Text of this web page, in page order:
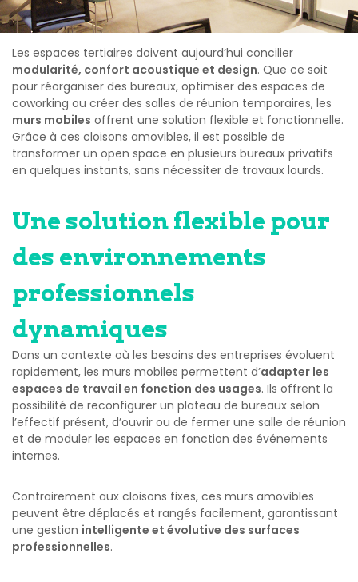
s
e
t
c
o
s
o
s
m
b
e
s
l
a
b
e
d
e
g
Les espaces tertiaires doivent aujourd’hui concilier
modularité, confort acoustique et design. Que ce soit
pour réorganiser des bureaux, optimiser des espaces de
coworking ou créer des salles de réunion temporaires, les
murs mobiles offrent une solution flexible et fonctionnelle.
Grâce à ces cloisons amovibles, il est possible de
transformer un open space en plusieurs bureaux privatifs
en quelques instants, sans nécessiter de travaux lourds.
Une solution flexible pour
des environnements
professionnels
dynamiques
Dans un contexte où les besoins des entreprises évoluent
rapidement, les murs mobiles permettent d’adapter les
espaces de travail en fonction des usages. Ils offrent la
possibilité de reconfigurer un plateau de bureaux selon
l’effectif présent, d’ouvrir ou de fermer une salle de réunion
et de moduler les espaces en fonction des événements
internes.
Contrairement aux cloisons fixes, ces murs amovibles
peuvent être déplacés et rangés facilement, garantissant
une gestion intelligente et évolutive des surfaces
professionnelles.